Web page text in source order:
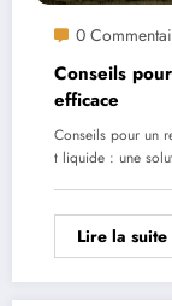
0
Conseils
efficace
Conseils pour un
t liquide : une
Lire la suite